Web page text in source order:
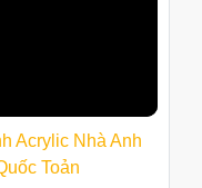
Acrylic Nhà Anh
Toản